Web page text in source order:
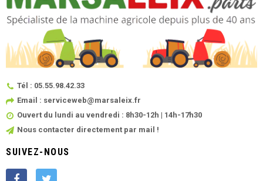
Tél : 05.55.98.42.33
Email : serviceweb@marsaleix.fr
Ouvert du lundi au vendredi : 8h30-12h | 14h-17h30
Nous contacter directement par mail !
SUIVEZ-NOUS